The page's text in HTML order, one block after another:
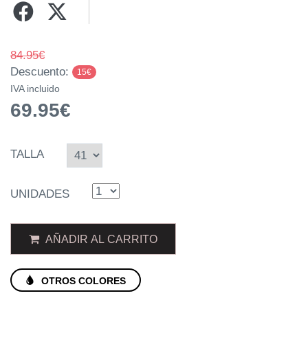
84.95€
Descuento:
15€
IVA incluido
69.95€
TALLA
UNIDADES
AÑADIR AL CARRITO
OTROS COLORES